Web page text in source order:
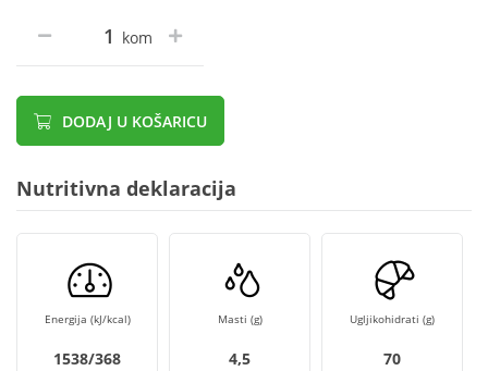
kom
DODAJ U KOŠARICU
Nutritivna deklaracija
Energija (kJ/kcal)
1538/368
Masti (g)
4,5
Ugljikohidrati (g)
70